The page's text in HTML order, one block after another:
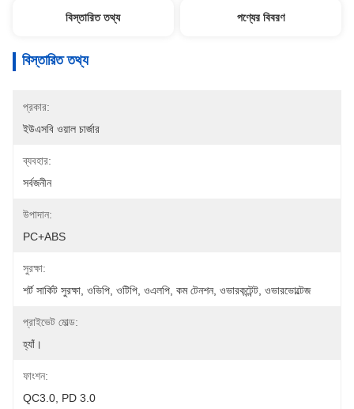
বিস্তারিত তথ্য পণ্যের বিবরণ
বিস্তারিত তথ্য
প্রকার:
ইউএসবি ওয়াল চার্জার
ব্যবহার:
সর্বজনীন
উপাদান:
PC+ABS
সুরক্ষা:
শর্ট সার্কিট সুরক্ষা, ওভিপি, ওটিপি, ওএলপি, কম টেনশন, ওভারকন্টেন্ট, ওভারভোল্টেজ
প্রাইভেট মোল্ড:
হ্যাঁ।
ফাংশন:
QC3.0, PD 3.0